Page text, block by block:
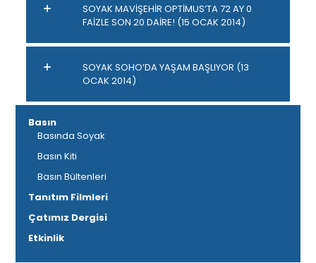
SOYAK MAVİŞEHİR OPTİMUS’TA 72 AY 0
FAİZLE SON 20 DAİRE! (15 OCAK 2014)
SOYAK SOHO’DA YAŞAM BAŞLIYOR (13
OCAK 2014)
Basın
Basında Soyak
Basın Kiti
Basın Bültenleri
Tanıtım Filmleri
Çatımız Dergisi
Etkinlik